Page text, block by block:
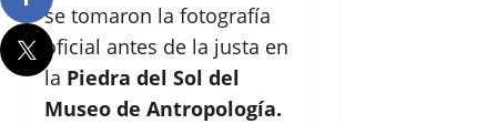
se tomaron la fotografía
oficial antes de la justa en
la Piedra del Sol del
Museo de Antropología.